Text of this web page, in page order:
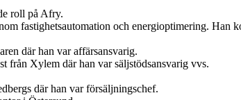
roll på Afry.
fastighetsautomation och energioptimering. Han
där han var affärsansvarig.
från Xylem där han var säljstödsansvarig vvs.
där han var försäljningschef.